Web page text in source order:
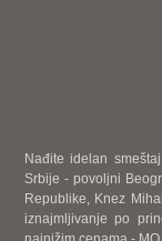
Nađite idelan
Srbije - povoljni
Republike, Knez
iznajmljivanje po